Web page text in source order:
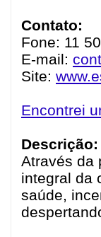
Contato:
Fone: 11
E-mail:
Site:
Encontrei
Descrição:
Através da
integral da
saúde,